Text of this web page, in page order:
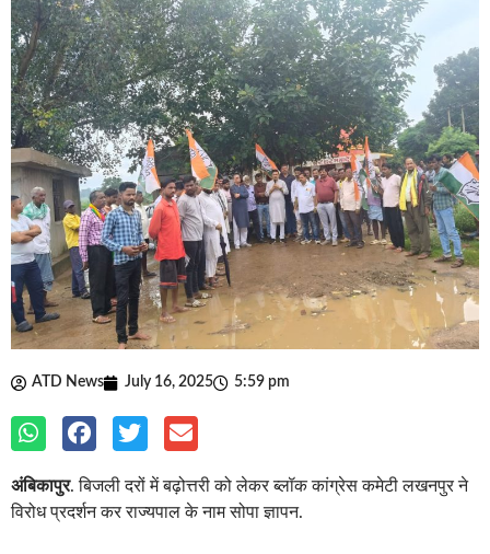
ATD News July 16, 2025 5:59 pm
अंबिकापुर. बिजली दरों में बढ़ोत्तरी को लेकर ब्लॉक कांग्रेस कमेटी लखनपुर ने
विरोध प्रदर्शन कर राज्यपाल के नाम सोपा ज्ञापन.